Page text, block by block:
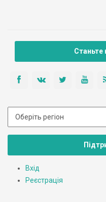
Вхід
Реєстрація